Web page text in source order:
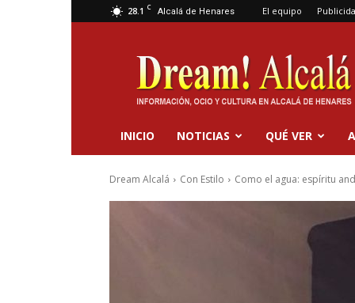
28.1 C Alcalá de Henares El equipo
Dream
Alcalá
INICIO NOTICIAS QUÉ VER
Dream Alcalá Con Estilo Como el agua: espíritu